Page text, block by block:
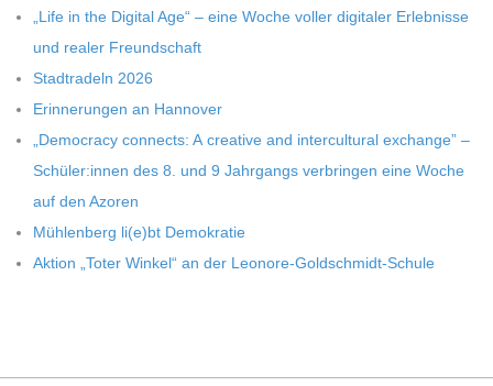
-
S
C
H
„Life in the Digi­tal Age“ – eine Woche vol­ler digi­ta­ler Erleb­nisse
und rea­ler Freundschaft
Stadt­ra­deln 2026
Erin­ne­run­gen an Hannover
„Demo­cracy con­nects: A crea­tive and inter­cul­tu­ral exch­ange” –
Schüler:innen des 8. und 9 Jahr­gangs ver­brin­gen eine Woche
auf den Azoren
Müh­len­berg li(e)bt Demokratie
Aktion „Toter Win­kel“ an der Leonore-Goldschmidt-Schule